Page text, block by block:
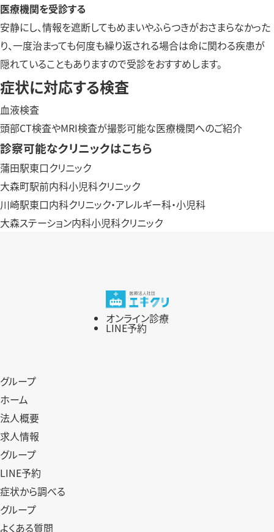
医療機関を受診する
安静にし、情報を遮断してもめまいやふらつきがおさまらなかった
り、一度治まっても何度も繰り返される場合は命に関わる疾患が
隠れていることもありますので受診をおすすめします。
症状に対応する検査
血液検査
頭部CT検査やMRI検査が撮影可能な医療機関へのご紹介
診察可能なクリニックはこちら
蒲田駅東口クリニック
大森町駅前内科小児科クリニック
川崎駅東口内科クリニック・アレルギー科・小児科
大森ステーション内科小児科クリニック
オンライン診療
LINE予約
グループ
ホーム
法人概要
求人情報
グループ
LINE予約
症状から調べる
グループ
よくある質問